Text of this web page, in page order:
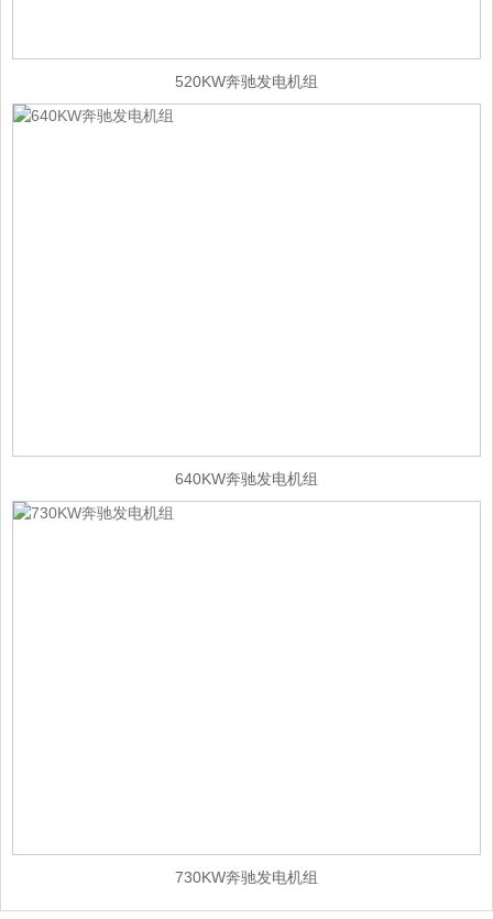
520KW奔驰发电机组
640KW奔驰发电机组
730KW奔驰发电机组